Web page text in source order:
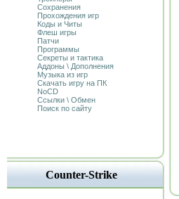
Сохранения
Прохождения игр
Коды и Читы
Флеш игры
Патчи
Программы
Секреты и тактика
Аддоны \ Дополнения
Музыка из игр
Скачать игру на ПК
NoCD
Ссылки \ Обмен
Поиск по сайту
Counter-Strike